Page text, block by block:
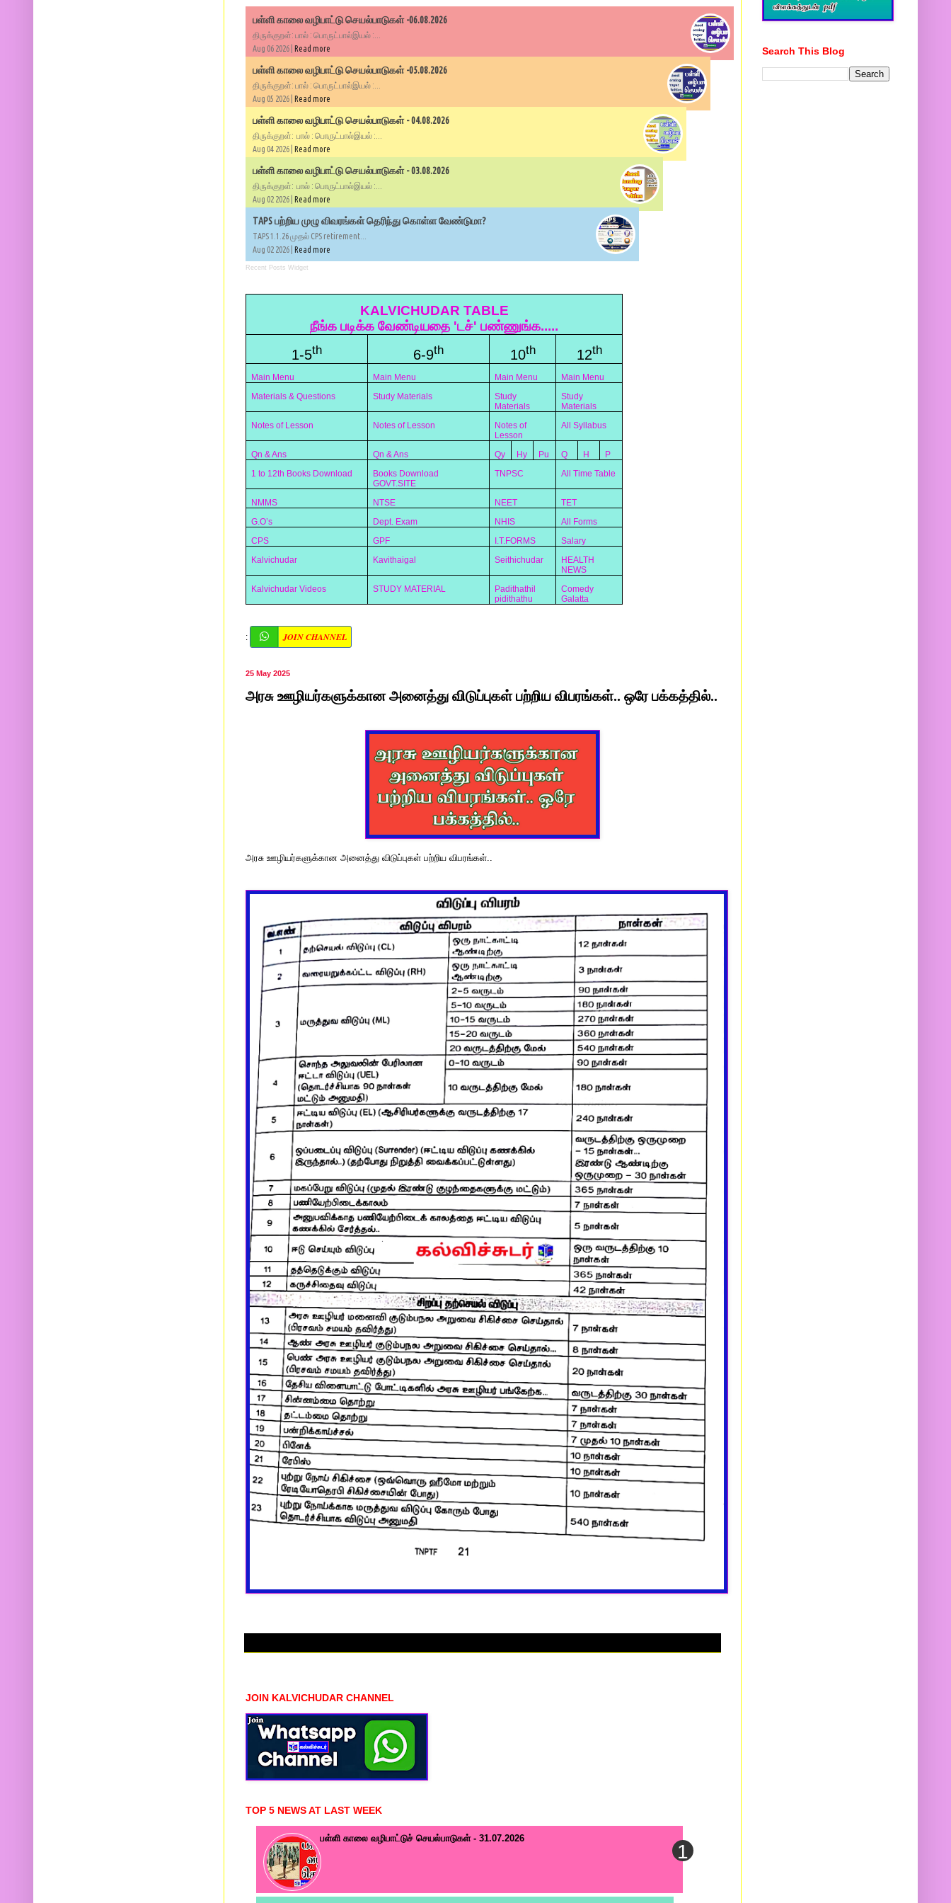
பள்ளி காலை வழிபாட்டு செயல்பாடுகள் -06.08.2026
திருக்குறள்: பால் : பொருட்பால்இயல் :...
Aug 06 2026 | Read more
பள்ளி காலை வழிபாட்டு செயல்பாடுகள் -05.08.2026
திருக்குறள்: பால் : பொருட்பால்இயல் :...
Aug 05 2026 | Read more
பள்ளி காலை வழிபாட்டு செயல்பாடுகள் - 04.08.2026
திருக்குறள்: பால் : பொருட்பால்இயல் :...
Aug 04 2026 | Read more
பள்ளி காலை வழிபாட்டு செயல்பாடுகள் - 03.08.2026
திருக்குறள்: பால் : பொருட்பால்இயல் :...
Aug 02 2026 | Read more
TAPS பற்றிய முழு விவரங்கள் தெரிந்து கொள்ள வேண்டுமா?
TAPS 1.1.26 முதல் CPS retirement...
Aug 02 2026 | Read more
Recent Posts Widget
KALVICHUDAR TABLE
நீங்க படிக்க வேண்டியதை 'டச்' பண்ணுங்க.....
1-5th 6-9th 10th 12th
Main Menu Main Menu Main Menu
Main Menu
Materials & Questions
Study Materials
Study
Materials
Study
Materials
Notes of Lesson
Notes of Lesson
Notes of
Lesson
All Syllabus
Qn & Ans Qn & Ans Qy Hy Pu Q H
P
1 to 12th Books Download
Books Download
GOVT.SITE
TNPSC All Time Table
NMMS NTSE NEET
TET
G.O’s
Dept. Exam NHIS
All Forms
CPS
GPF I.T.FORMS
Salary
Kalvichudar
Kavithaigal Seithichudar
HEALTH
NEWS
Kalvichudar Videos
STUDY MATERIAL
Padithathil
pidithathu
Comedy
Galatta
: JOIN CHANNEL
25 May 2025
அரசு ஊழியர்களுக்கான அனைத்து விடுப்புகள் பற்றிய விபரங்கள்.. ஒரே பக்கத்தில்..
அரசு ஊழியர்களுக்கான அனைத்து விடுப்புகள் பற்றிய விபரங்கள்..
JOIN KALVICHUDAR CHANNEL
TOP 5 NEWS AT LAST WEEK
பள்ளி காலை வழிபாட்டுச் செயல்பாடுகள் - 31.07.2026
Search This Blog